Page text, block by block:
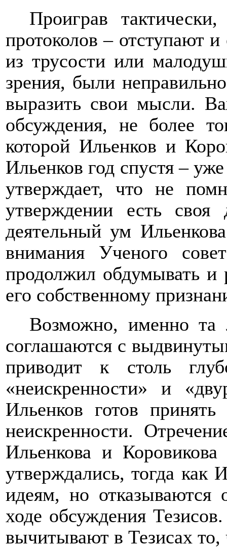
Проиграв
протоколов – отступают
из трусости или
зрения, были
выразить свои мысли.
обсуждения, не более
которой Ильенков и
Ильенков год спустя –
утверждает, что не
утверждении есть своя
деятельный ум
внимания Ученого
продолжил обдумывать и
его собственному
Возможно, именно та
соглашаются с
приводит к столь
«неискренности» и
Ильенков готов
неискренности.
Ильенкова и
утверждались, тогда как
идеям, но отказываются
ходе обсуждения
вычитывают в Тезисах то,